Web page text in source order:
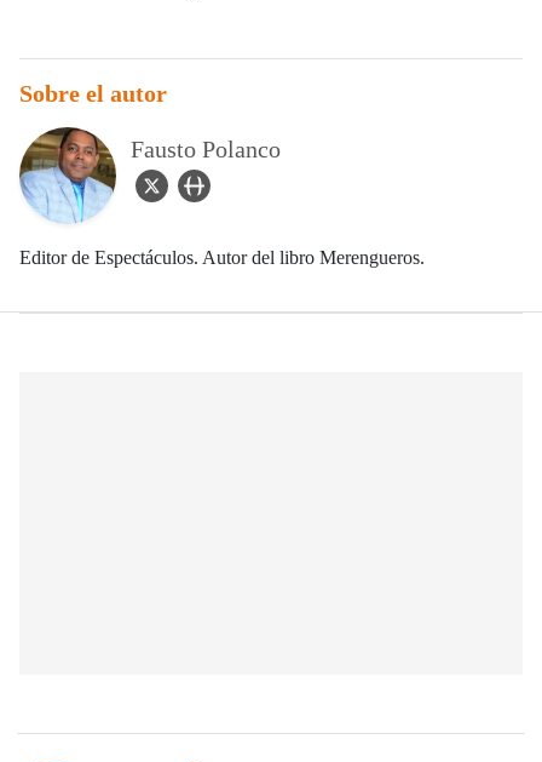
Sobre el autor
Fausto Polanco
twitter Iconuser_url Icon
Editor de Espectáculos. Autor del libro Merengueros.